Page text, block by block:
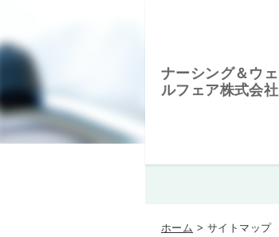
ナーシング＆ウェ
ルフェア株式会社
ホーム サイトマップ